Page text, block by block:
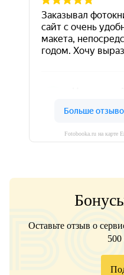
Fotobooka.ru на карте
Оставьте отзыв о
500